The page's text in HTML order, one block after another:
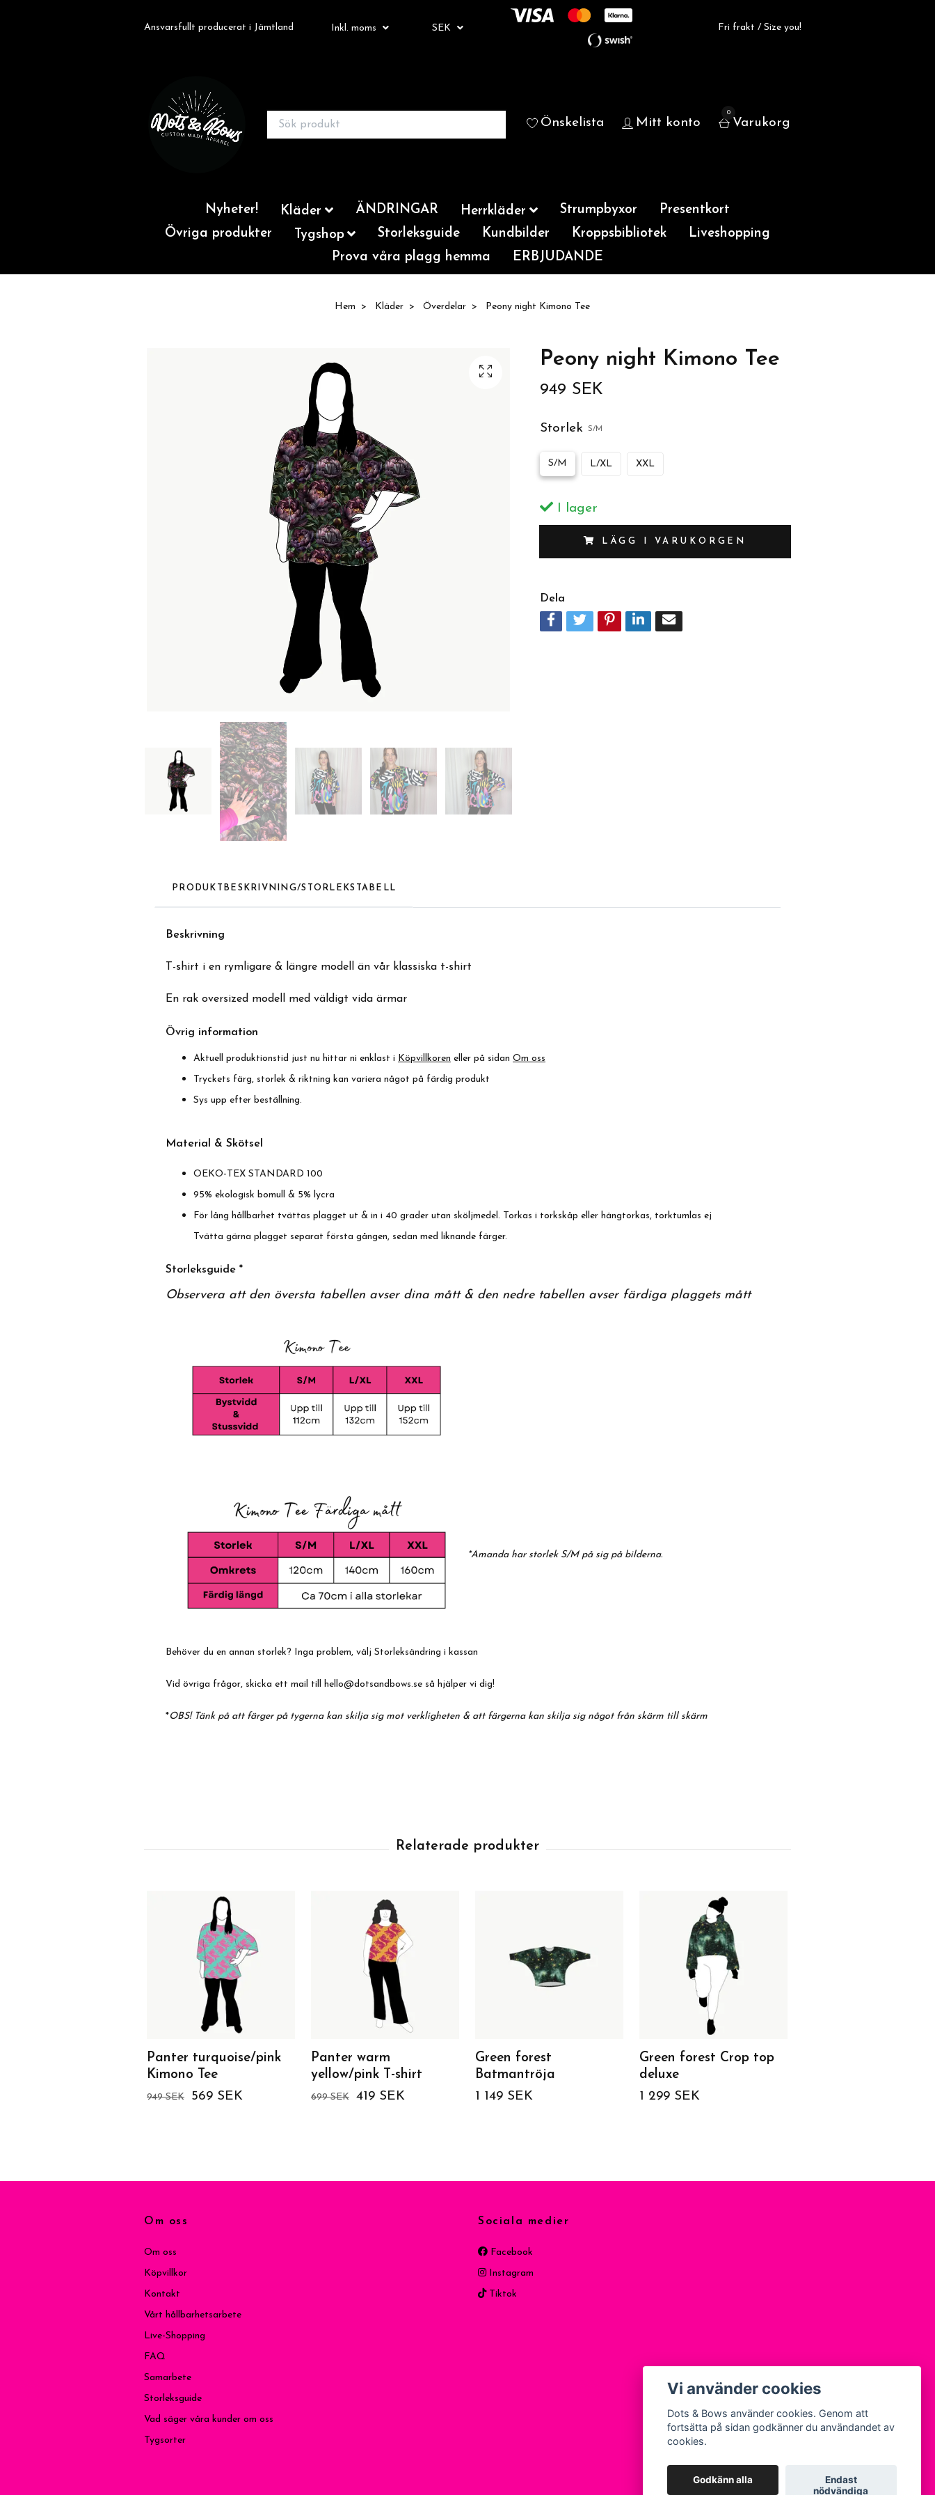
Ansvarsfullt producerat i Jämtland Inkl. moms SEK Fri frakt / Size you!
Önskelista Mitt konto
0
Varukorg
Nyheter! Kläder ÄNDRINGAR Herrkläder Strumpbyxor
Presentkort
Övriga produkter
Tygshop Storleksguide Kundbilder Kroppsbibliotek
Liveshopping
Prova våra plagg hemma
ERBJUDANDE
Hem Kläder Överdelar Peony night Kimono Tee
Peony night Kimono Tee
949 SEK
Storlek S/M
S/M L/XL XXL
I lager
LÄGG I VARUKORGEN
Dela
PRODUKTBESKRIVNING/STORLEKSTABELL
Beskrivning
T-shirt i en rymligare & längre modell än vår klassiska t-shirt
En rak oversized modell med väldigt vida ärmar
Övrig information
Aktuell produktionstid just nu hittar ni enklast i Köpvillkoren eller på sidan Om oss
Tryckets färg, storlek & riktning kan variera något på färdig produkt
Sys upp efter beställning.
Material & Skötsel
OEKO-TEX STANDARD 100
95% ekologisk bomull & 5% lycra
För lång hållbarhet tvättas plagget ut & in i 40 grader utan sköljmedel. Torkas i torkskåp eller hängtorkas, torktumlas ej
Tvätta gärna plagget separat första gången, sedan med liknande färger.
Storleksguide *
Observera att den översta tabellen avser dina mått & den nedre tabellen avser färdiga plaggets mått
*Amandahar storlek S/M på sig på bilderna.
Behöver du en annan storlek? Inga problem, välj Storleksändring i kassan
Vid övriga frågor, skicka ett mail till hello@dotsandbows.se så hjälper vi dig!
*OBS! Tänk på att färger på tygerna kan skilja sig mot verkligheten & att färgerna kan skilja sig något från skärm till skärm
Panter turquoise/pink
Kimono Tee
949 SEK 569 SEK
Panter warm
yellow/pink T-shirt
699 SEK 419 SEK
Green forest
Batmantröja
1 149 SEK
Green forest Crop top
deluxe
1 299 SEK
Om oss
Om oss
Köpvillkor
Kontakt
Vårt hållbarhetsarbete
Live-Shopping
FAQ
Samarbete
Storleksguide
Vad säger våra kunder om oss
Tygsorter
Sociala medier
Facebook
Instagram
Tiktok
Vi använder cookies
Dots & Bows använder cookies. Genom att
fortsätta på sidan godkänner du användandet av
cookies.
Godkänn alla
Endast
nödvändiga